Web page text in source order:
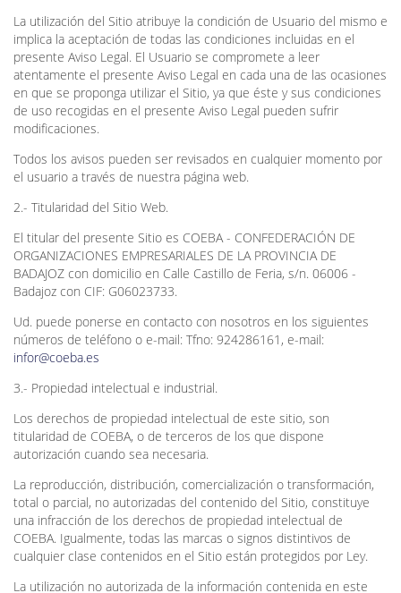
La utilización del Sitio atribuye la condición de Usuario del mismo e
implica la aceptación de todas las condiciones incluidas en el
presente Aviso Legal. El Usuario se compromete a leer
atentamente el presente Aviso Legal en cada una de las ocasiones
en que se proponga utilizar el Sitio, ya que éste y sus condiciones
de uso recogidas en el presente Aviso Legal pueden sufrir
modificaciones.
Todos los avisos pueden ser revisados en cualquier momento por
el usuario a través de nuestra página web.
2.- Titularidad del Sitio Web.
El titular del presente Sitio es COEBA - CONFEDERACIÓN DE
ORGANIZACIONES EMPRESARIALES DE LA PROVINCIA DE
BADAJOZ con domicilio en Calle Castillo de Feria, s/n. 06006 -
Badajoz con CIF: G06023733.
Ud. puede ponerse en contacto con nosotros en los siguientes
números de teléfono o e-mail: Tfno: 924286161, e-mail:
infor@coeba.es
3.- Propiedad intelectual e industrial.
Los derechos de propiedad intelectual de este sitio, son
titularidad de COEBA, o de terceros de los que dispone
autorización cuando sea necesaria.
La reproducción, distribución, comercialización o transformación,
total o parcial, no autorizadas del contenido del Sitio, constituye
una infracción de los derechos de propiedad intelectual de
COEBA. Igualmente, todas las marcas o signos distintivos de
cualquier clase contenidos en el Sitio están protegidos por Ley.
La utilización no autorizada de la información contenida en este